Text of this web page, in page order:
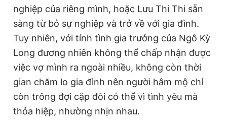
nghiệp của riêng mình, hoặc Lưu Thi Thi sẵn
sàng từ bỏ sự nghiệp và trở về với gia đình.
Tuy nhiên, với tính tình gia trưởng của Ngô Kỳ
Long đương nhiên không thể chấp nhận được
việc vợ mình ra ngoài nhiều, không còn thời
gian chăm lo gia đình nên người hâm mộ chỉ
còn trông đợi cặp đôi có thể vì tình yêu mà
thỏa hiệp, nhường nhịn nhau.